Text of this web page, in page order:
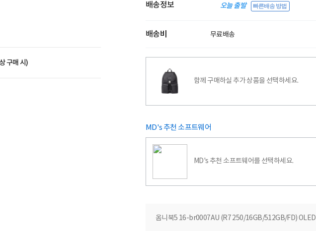
구매 시)
배송정보 오늘 출발 빠른배송 방법
배송비 무료배송
함께 구매하실 추가 상품을 선택하세요.
MD's 추천 소프트웨어
MD's 추천 소프트웨어를 선택하세요.
옴니북5 16-br0007AU (R7 250/16GB/512GB/FD) OLED